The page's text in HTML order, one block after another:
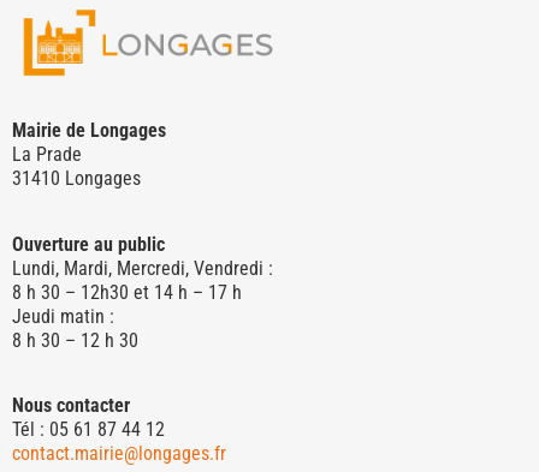
Mairie de Longages
La Prade
31410 Longages
Ouverture au public
Lundi, Mardi, Mercredi, Vendredi :
8 h 30 – 12h30 et 14 h – 17 h
Jeudi matin :
8 h 30 – 12 h 30
Nous contacter
Tél : 05 61 87 44 12
contact.mairie@longages.fr